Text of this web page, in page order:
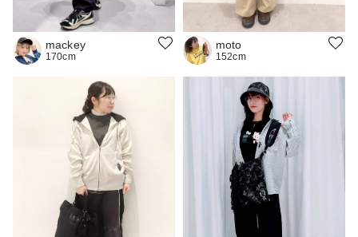
mackey
170cm
moto
152cm